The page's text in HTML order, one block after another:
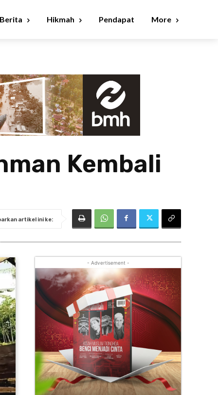
Berita Hikmah Pendapat More
Kembali
artikel ini ke:
- Advertisement -